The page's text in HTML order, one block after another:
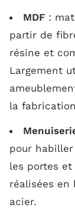
MDF :
partir de
résine et
Largement
la
pour
les portes
réalisées en
acier.